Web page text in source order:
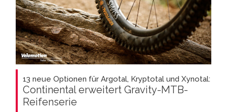
13 neue Optionen für Argotal, Kryptotal und Xynotal:
Continental erweitert Gravity-MTB-
Reifenserie